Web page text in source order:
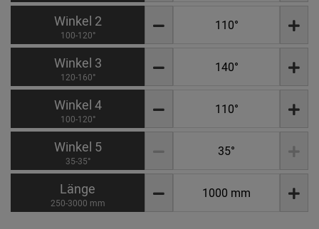
Winkel 2
100-120°
Winkel 3
120-160°
Winkel 4
100-120°
Winkel 5
35-35°
Länge
250-3000 mm